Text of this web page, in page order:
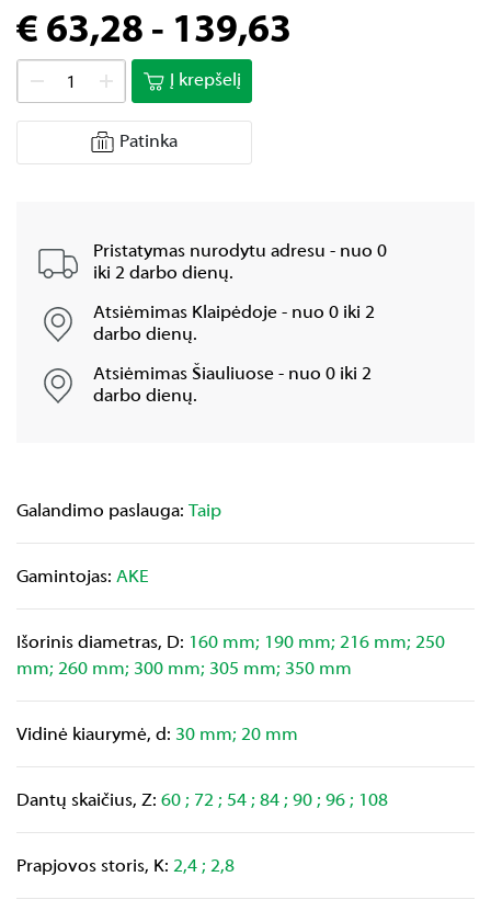
€ 63,28 - 139,63
Į krepšelį
Patinka
Pristatymas nurodytu adresu - nuo 0
iki 2 darbo dienų.
Atsiėmimas Klaipėdoje - nuo 0 iki 2
darbo dienų.
Atsiėmimas Šiauliuose - nuo 0 iki 2
darbo dienų.
Galandimo paslauga: Taip
Gamintojas: AKE
Išorinis diametras, D: 160 mm; 190 mm; 216 mm; 250
mm; 260 mm; 300 mm; 305 mm; 350 mm
Vidinė kiaurymė, d: 30 mm; 20 mm
Dantų skaičius, Z: 60 ; 72 ; 54 ; 84 ; 90 ; 96 ; 108
Prapjovos storis, K: 2,4 ; 2,8